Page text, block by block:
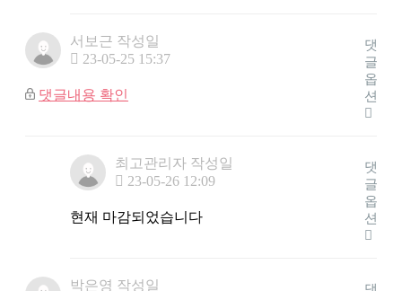
서보근 작성일
23-05-25 15:37
댓글내용 확인
댓
글
옵
션
최고관리자 작성일
23-05-26 12:09
현재 마감되었습니다
댓
글
옵
션
박은영 작성일